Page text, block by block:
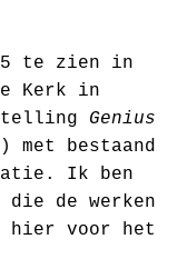
te zien in
Kerk in
Genius
met bestaand
Ik ben
de werken
hier voor het